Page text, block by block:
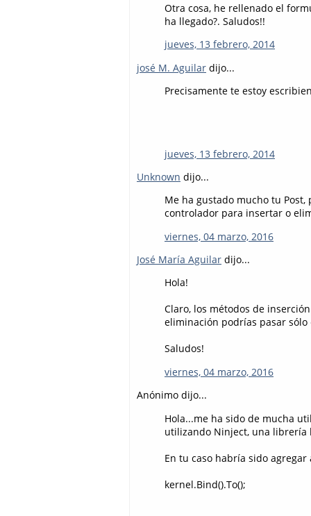
Otra cosa, he rellenado el
ha llegado?. Saludos!!
jueves, 13 febrero, 2014
josé M. Aguilar dijo...
Precisamente te estoy
jueves, 13 febrero, 2014
Unknown dijo...
Me ha gustado mucho tu
controlador para insertar o
viernes, 04 marzo, 2016
José María Aguilar dijo...
Hola!
Claro, los métodos de
eliminación podrías pasar sólo
Saludos!
viernes, 04 marzo, 2016
Anónimo dijo...
Hola...me ha sido de mucha
utilizando Ninject, una librería
En tu caso habría sido
kernel.Bind().To();